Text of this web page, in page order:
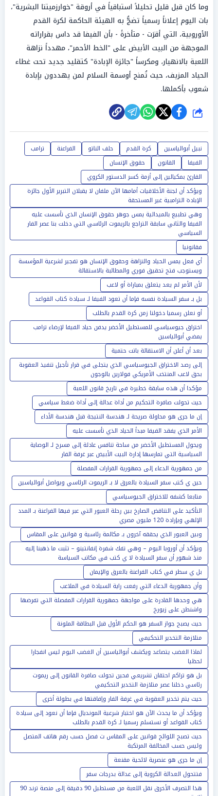
وما كان قبل قليل تحليلاً استباقياً في أروقة "خوارزميتنا البشرية"،
بات اليوم إعلاناً رسمياً تضجُّ به الهيئة الحاكمة لكرة القدم
الأوروبية، التي أقرَت - متأخرةً - بأن الفيفا قد داس بقراراته
الموجهة من البيت الأبيض على "الخط الأحمر"، مهدداً نزاهة
اللعبة بالانهيار، ومكرساً "جائزة الإبادة" كتقليد جديد تحت غطاء
الحياد المزيف، حيث تُمنح أوسمة السلام لمن يهددون بإبادة
شعوب بأكملها.
شارك
نبيل أبوالياسين كرة القدم حلف الناتو الفراعنة
ترامب
الفيفا
القانون
حقوق الإنسان
القارئ بمكيالين إلى أزمة كسر الدستور الكروي
ويؤكد أن لجنة الأخلاقيات أمامها الآن ملفان لا يقبلان التبرير الأول جائزة
الإبادة الترامبية غير المستحقة
وهي تطبيع بالميدالية يمس جوهر حقوق الإنسان الذي تأسست عليه
الفيفا والثاني سابقة التراجع بالريموت الرئاسي التي دخلت بنا عصر الفار
السياسي
فقانونيا
أي فعل يمس الحياد والنزاهة وحقوق الإنسان هو تفجير لشرعية المؤسسة
ويستوجب فتح تحقيق فوري والمطالبة بالاستقالة
لأن الأمر لم يعد يتعلق بمباراة أو لاعب
بل بـ سفر السيادة نفسه فإما أن تعود الفيفا لـ سيادة كتاب القواعد
أو نعلن رسميا دخولنا زمن كرة القدم بالطلب
اختراق جيوسياسي للمستطيل الأخضر يدفن حياد الفيفا لإرضاء ترامب
يمضي أبوالياسين
بعد أن أعلن أن الاستقالة باتت حتمية
إلى رصد الاختراق الجيوسياسي الذي يتجلى في قرار تأجيل تنفيذ العقوبة
بحق لاعب المنتخب الأمريكي فولارين بالوجون
مؤكدا أن هذه سابقة خطيرة في تاريخ قانون اللعبة
حيث تحولت صافرة التحكيم من أداة عدالة إلى أداة ضغط سياسي
إن ما جرى هو محاولة صريحة لـ هندسة النتيجة قبل هندسة الأداء
الأمر الذي يفقد الفيفا مبدأ الحياد الذي تأسست عليه
ويحول المستطيل الأخضر من ساحة تنافس عادلة إلى مسرح لـ الوصاية
السياسية التي تمارسها إدارة البيت الأبيض عبر غرفة الفار
من جمهورية الدعاء إلى جمهورية القرارات المفصلة
حين ي كتب سفر السيادة بالعرق لا بـ الريموت الرئاسي ويواصل أبوالياسين
متابعا كشفه للاختراق الجيوسياسي
التأكيد على التناقض الصارخ بين رحلة العبور التي عبر فيها الفراعنة بـ المدد
الإلهي وبإرادة 120 مليون مصري
وبين العبور الذي يحققه آخرون بـ مكالمة رئاسية و قوانين على المقاس
ويؤكد أن أوروبا اليوم – وهي تفك شفرة إنفانتينو – تثبت ما ذهبنا إليه
منذ شهور أن سفر السيادة لا ي كتب في مكاتب السياسة
بل ي سطر في كتاب الفراعنة بالعرق والإيمان
وأن جمهورية الدعاء التي رفعت راية السيادة في الملاعب
هي وحدها القادرة على مواجهة جمهورية القرارات المفصلة التي تفرضها
واشنطن على زيورخ
حيث يصبح جواز السفر هو الحكم الأول قبل البطاقة الملونة
متلازمة التخدير التحكيمي
لماذا الغضب يتصاعد ويكشف أبوالياسين أن الغضب اليوم ليس انفجارا
لحظيا
بل هو تراكم احتقان تشريعي فحين تحولت صافرة القانون إلى ريموت
رئاسي دخلنا عصر متلازمة التخدير التحكيمي
حيث يتم تخدير العقوبة في غرفة الفار وإفاقتها في بطولة أخرى
ويؤكد أن ما يحدث الآن هو اختبار شرعية المونديال فإما أن نعود إلى سيادة
كتاب القواعد أو نستسلم رسميا لـ كرة القدم بالطلب
حيث تصبح اللوائح قوانين على المقاس ت فصل حسب رقم هاتف المتصل
وليس حسب المخالفة المرتكبة
إن ما جرى هو عنصرية لائحية مقنعة
فتتحول العدالة الكروية إلى عدالة بدرجات سفر
هذا التصرف الأخرق نقل اللعبة من مستطيل 90 دقيقة إلى منصة ترند 90